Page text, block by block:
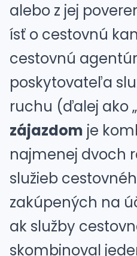
alebo z jej
ísť o cestovnú
cestovnú
poskytovateľa
ruchu (ďalej ako
zájazdom je
najmenej dvoch
služieb
zakúpených na
ak služby
skombinoval